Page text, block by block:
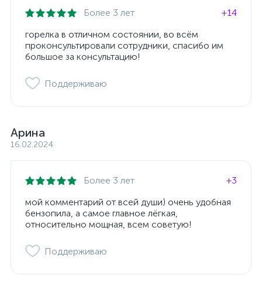
Более 3 лет
+14
горелка в отличном состоянии, во всём
проконсультировали сотрудники, спасибо им
большое за консультацию!
Поддерживаю
Арина
16.02.2024
Более 3 лет
+3
мой комментарий от всей души) очень удобная
бензопила, а самое главное лёгкая,
относительно мощная, всем советую!
Поддерживаю